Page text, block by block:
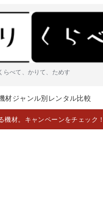
らべて、かりて、ためす
材ジャンル別レンタル比較
機材。キャンペーンをチェック！